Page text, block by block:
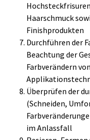
Haarschmuck
Finishprodukten
Durchführen der
Beachtung der
Farbverändern
Überprüfen der
(Schneiden,
im Anlassfall